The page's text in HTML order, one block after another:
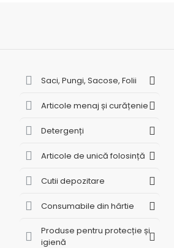
Saci, Pungi, Sacose, Folii
Articole menaj și curățenie
Detergenți
Articole de unică folosință
Cutii depozitare
Consumabile din hârtie
Produse pentru protecție și
igienă